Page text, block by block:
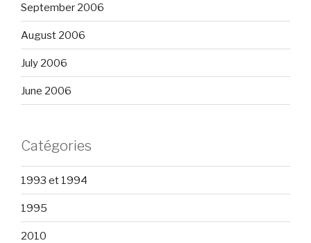
September 2006
August 2006
July 2006
June 2006
Catégories
1993 et 1994
1995
2010